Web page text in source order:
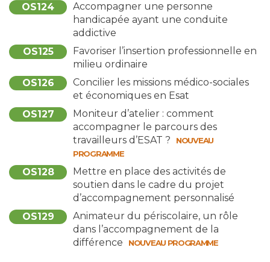
OS124
Accompagner une personne
handicapée ayant une conduite
addictive
OS125
Favoriser l’insertion professionnelle en
milieu ordinaire
OS126
Concilier les missions médico-sociales
et économiques en Esat
OS127
Moniteur d’atelier : comment
accompagner le parcours des
travailleurs d’ESAT ?
NOUVEAU
PROGRAMME
OS128
Mettre en place des activités de
soutien dans le cadre du projet
d’accompagnement personnalisé
OS129
Animateur du périscolaire, un rôle
dans l’accompagnement de la
différence
NOUVEAU PROGRAMME